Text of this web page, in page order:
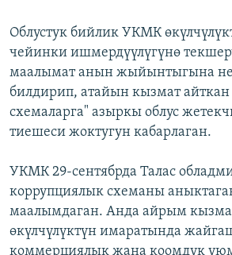
Облустук бийлик УКМК
чейинки ишмердүүлүгүнө
маалымат анын жыйынтыгына
билдирип, атайын кызмат
схемаларга" азыркы облус
тиешеси жоктугун кабарлаган.
УКМК 29-сентябрда Талас
коррупциялык схеманы
маалымдаган. Анда айрым
өкүлчүлүктүн имаратында
коммерциялык жана коомдук